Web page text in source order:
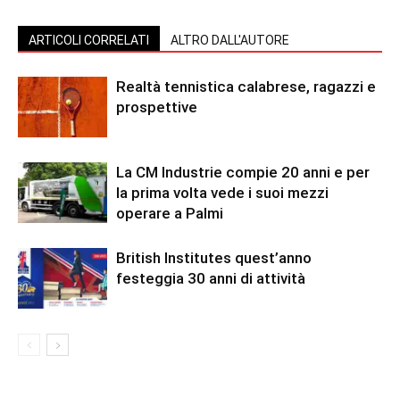
ARTICOLI CORRELATI ALTRO DALL'AUTORE
Realtà tennistica calabrese, ragazzi e
prospettive
La CM Industrie compie 20 anni e per
la prima volta vede i suoi mezzi
operare a Palmi
British Institutes quest’anno
festeggia 30 anni di attività